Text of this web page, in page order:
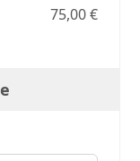
75,00 €